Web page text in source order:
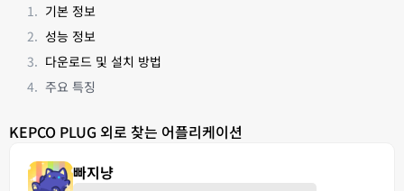
기본 정보
성능 정보
다운로드 및 설치 방법
주요 특징
KEPCO PLUG 외로 찾는 어플리케이션
빠지냥